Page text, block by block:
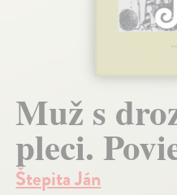
Muž s
pleci.
Štepita Ján